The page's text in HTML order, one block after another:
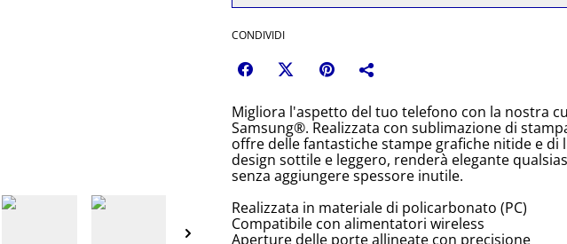
CONDIVIDI
Migliora l'aspetto del tuo telefono con la nostra
Samsung®. Realizzata con sublimazione di
offre delle fantastiche stampe grafiche nitide e di
design sottile e leggero, renderà elegante
senza aggiungere spessore inutile.
Realizzata in materiale di policarbonato (PC)
Compatibile con alimentatori wireless
Aperture delle porte allineate con precisione